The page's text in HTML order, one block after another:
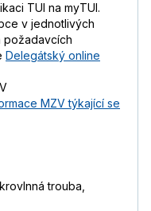
TUI na myTUI.
v jednotlivých
požadavcích
Delegátský online
MZV týkající se
trouba,